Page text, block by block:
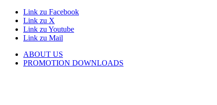
Link zu Facebook
Link zu X
Link zu Youtube
Link zu Mail
ABOUT US
PROMOTION DOWNLOADS